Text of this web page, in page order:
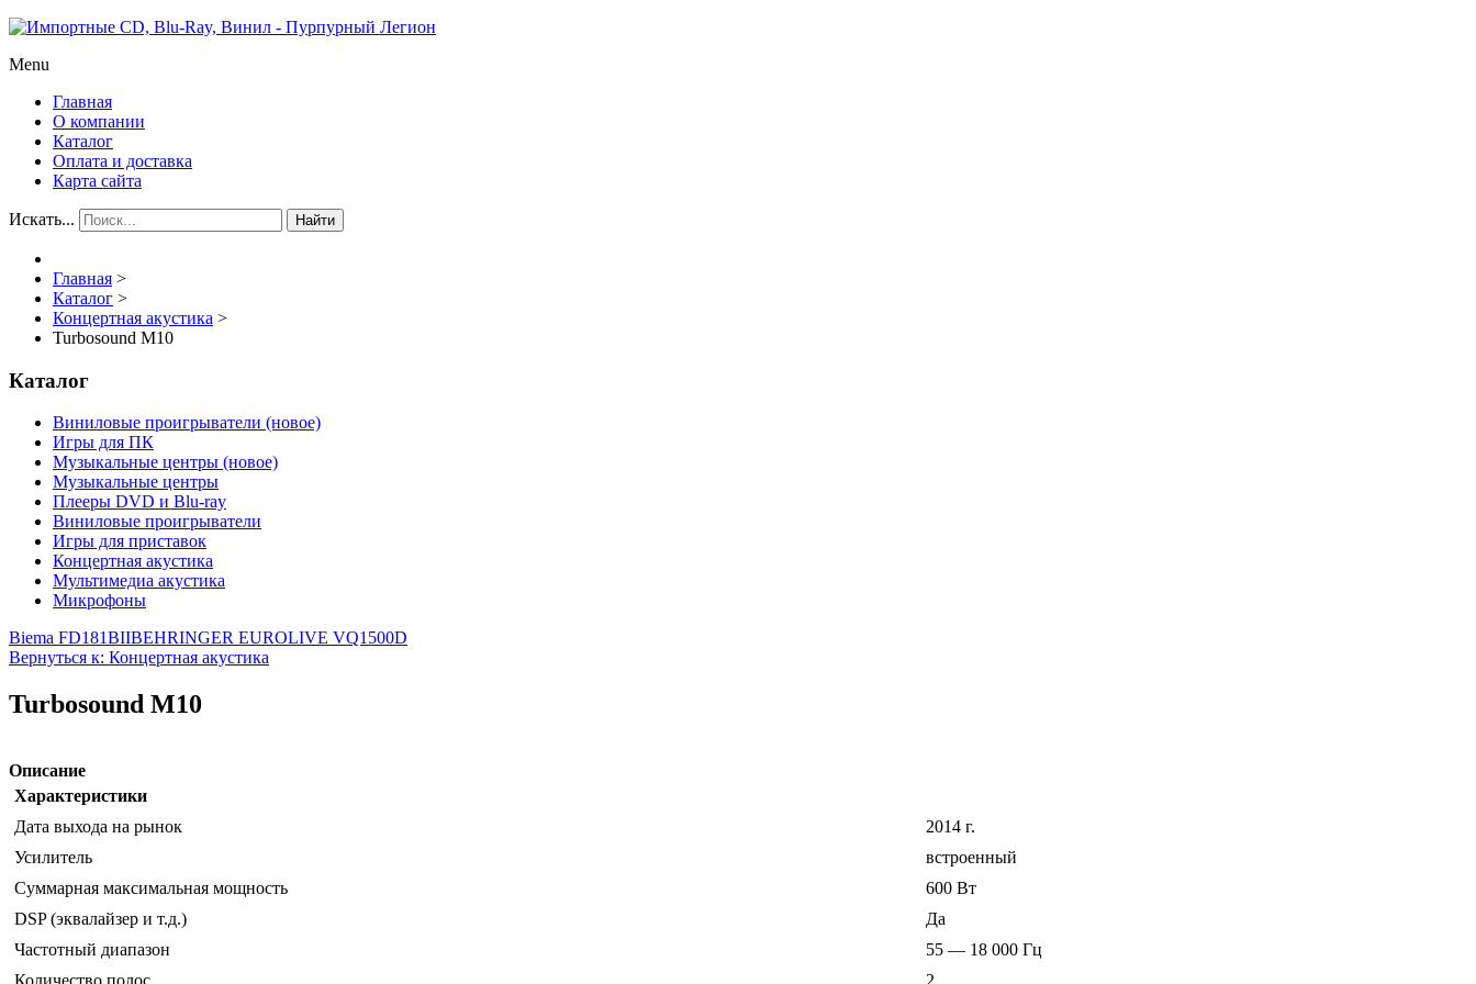
Menu
Главная
О компании
Каталог
Оплата и доставка
Карта сайта
Искать... Найти
Главная >
Каталог >
Концертная акустика >
Turbosound M10
Каталог
Виниловые проигрыватели (новое)
Игры для ПК
Музыкальные центры (новое)
Музыкальные центры
Плееры DVD и Blu-ray
Виниловые проигрыватели
Игры для приставок
Концертная акустика
Мультимедиа акустика
Микрофоны
Biema FD181BIIBEHRINGER EUROLIVE VQ1500D
Вернуться к: Концертная акустика
Turbosound M10
Описание
Характеристики
Дата выхода на рынок
2014 г.
Усилитель
встроенный
Суммарная максимальная мощность
600 Вт
DSP (эквалайзер и т.д.)
Да
Частотный диапазон
55 — 18 000 Гц